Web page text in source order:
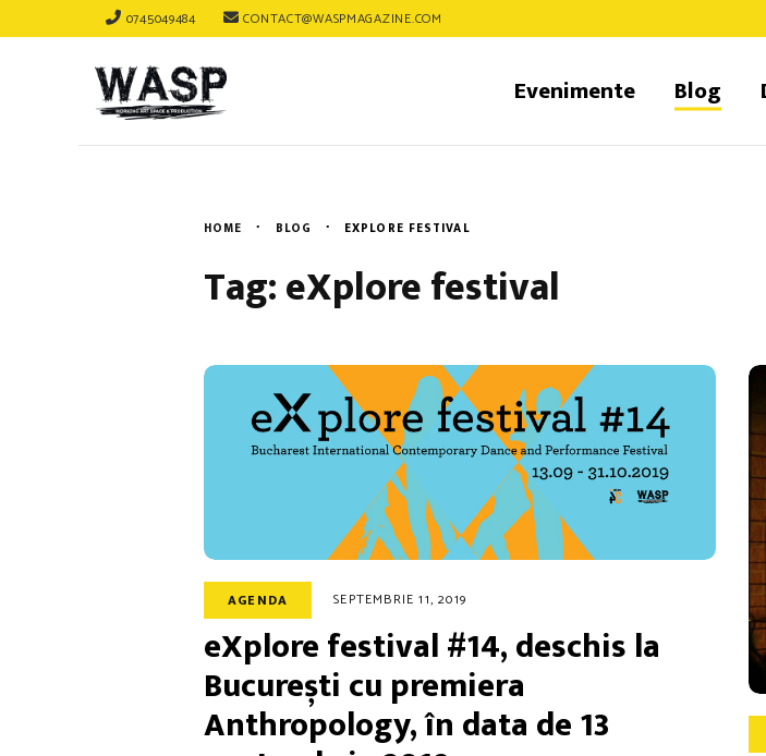
0745049484 CONTACT@WASPMAGAZINE.COM
Evenimente Blog
HOME BLOG EXPLORE FESTIVAL
Tag: eXplore festival
AGENDA SEPTEMBRIE 11, 2019
eXplore festival #14, deschis la
București cu premiera
Anthropology, în data de 13